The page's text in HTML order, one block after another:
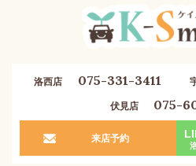
洛西店 075-331-3411
伏見店 075-
来店予約